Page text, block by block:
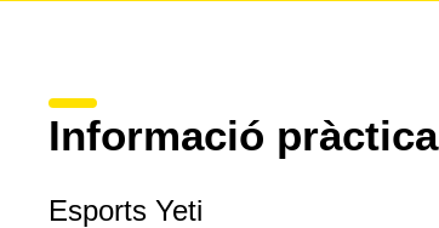
Informació pràctica
Esports Yeti